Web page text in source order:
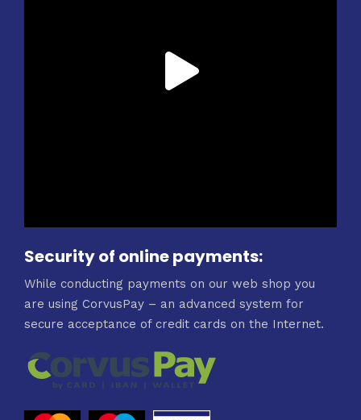
Security of online payments:
While conducting payments on our web shop you
are using CorvusPay – an advanced system for
secure acceptance of credit cards on the Internet.